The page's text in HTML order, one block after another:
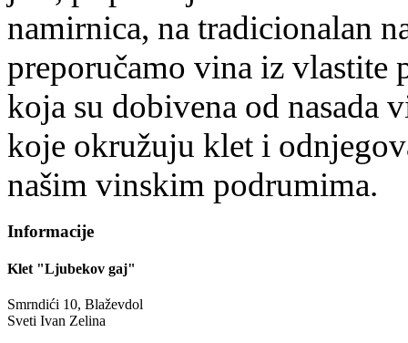
namirnica, na tradicionalan
preporučamo vina iz vlastite
koja su dobivena od nasada
koje okružuju klet i
našim vinskim podrumima.
Informacije
Klet "Ljubekov gaj"
Smrndići 10, Blaževdol
Sveti Ivan Zelina